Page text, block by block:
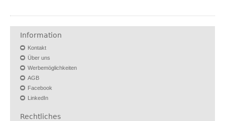
Information
Kontakt
Über uns
Werbemöglichkeiten
AGB
Facebook
LinkedIn
Rechtliches